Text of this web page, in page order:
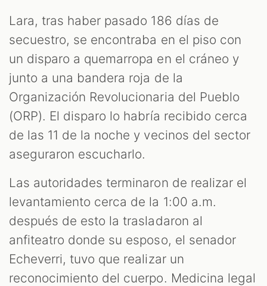
Lara, tras haber pasado 186 días de
secuestro, se encontraba en el piso con
un disparo a quemarropa en el cráneo y
junto a una bandera roja de la
Organización Revolucionaria del Pueblo
(ORP). El disparo lo habría recibido cerca
de las 11 de la noche y vecinos del sector
aseguraron escucharlo.
Las autoridades terminaron de realizar el
levantamiento cerca de la 1:00 a.m.
después de esto la trasladaron al
anfiteatro donde su esposo, el senador
Echeverri, tuvo que realizar un
reconocimiento del cuerpo. Medicina legal